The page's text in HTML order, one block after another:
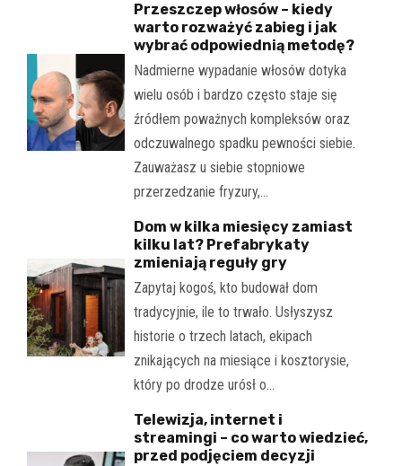
Przeszczep włosów – kiedy
warto rozważyć zabieg i jak
wybrać odpowiednią metodę?
Nadmierne wypadanie włosów dotyka
wielu osób i bardzo często staje się
źródłem poważnych kompleksów oraz
odczuwalnego spadku pewności siebie.
Zauważasz u siebie stopniowe
przerzedzanie fryzury,…
Dom w kilka miesięcy zamiast
kilku lat? Prefabrykaty
zmieniają reguły gry
Zapytaj kogoś, kto budował dom
tradycyjnie, ile to trwało. Usłyszysz
historie o trzech latach, ekipach
znikających na miesiące i kosztorysie,
który po drodze urósł o…
Telewizja, internet i
streamingi – co warto wiedzieć,
przed podjęciem decyzji